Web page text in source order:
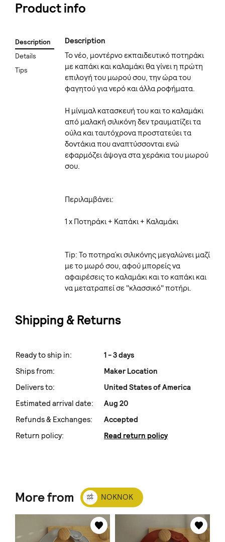
Product info
Description
Details
Tips
Description
Το νέο, μοντέρνο εκπαιδευτικό ποτηράκι
με καπάκι και καλαμάκι θα γίνει η πρώτη
επιλογή του μωρού σου, την ώρα του
φαγητού για νερό και άλλα ροφήματα.
Η μίνιμαλ κατασκευή του και το καλαμάκι
από μαλακή σιλικόνη δεν τραυματίζει τα
ούλα και ταυτόχρονα προστατεύει τα
δοντάκια που αναπτύσσονται ενώ
εφαρμόζει άψογα στα χεράκια του μωρού
σου.
Περιλαμβάνει:
1 x Ποτηράκι + Καπάκι + Καλαμάκι
Tip: Το ποτηρα΄κι σιλικόνης μεγαλώνει μαζί
με το μωρό σου, αφού μπορείς να
αφαιρέσεις το καλαμάκι και το καπάκι και
να μετατραπεί σε "κλασσικό" ποτήρι.
Shipping & Returns
Ready to ship in:
1 - 3 days
Ships from:
Maker Location
Delivers to:
United States of America
Estimated arrival date:
Aug 20
Refunds & Exchanges:
Accepted
Return policy:
Read return policy
More from NOKNOK